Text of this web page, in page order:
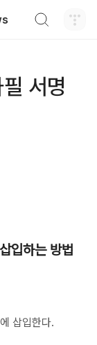
서명
입하는 방법
삽입한다.